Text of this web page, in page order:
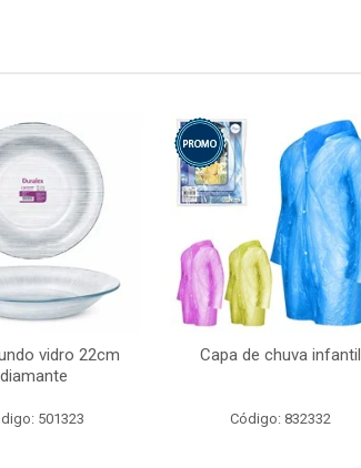
vidro 22cm
diamante
501323
Capa de chuva infantil
Código: 832332